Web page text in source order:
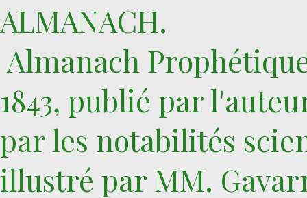
‎ALMANACH.‎
Almanach
1843, publié par
par les notabilités
illustré par MM.